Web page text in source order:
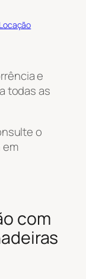
e
todas as
o
em
com